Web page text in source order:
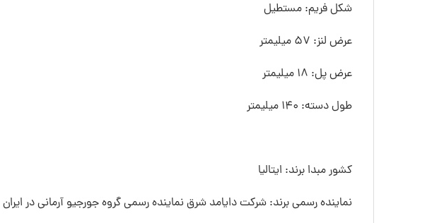
شکل فريم: مستطیل
عرض لنز: 57 ميليمتر
عرض پل: 18 ميليمتر
طول دسته: 140 ميليمتر
کشور مبدا برند: ایتالیا
نماینده رسمی برند: شرکت دایامد شرق نماینده رسمی گروه جورجیو آرمانی در ایران